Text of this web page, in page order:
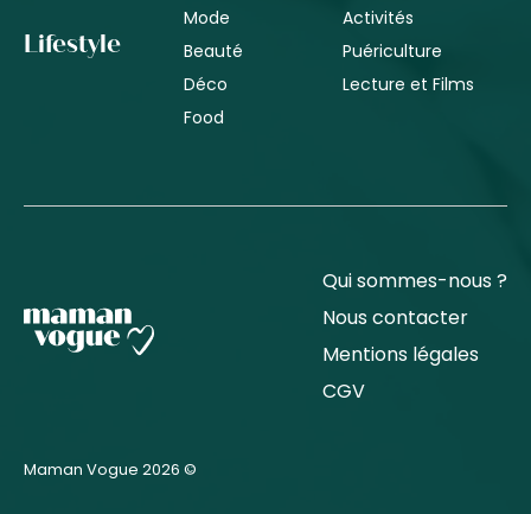
Lifestyle
Mode
Beauté
Déco
Food
Activités
Puériculture
Lecture et Films
Qui sommes-nous ?
Nous contacter
Mentions légales
CGV
Maman Vogue 2026 ©